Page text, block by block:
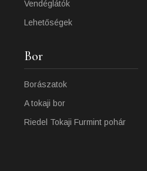
Vendéglátók
Lehetőségek
Bor
Borászatok
A tokaji bor
Riedel Tokaji Furmint pohár